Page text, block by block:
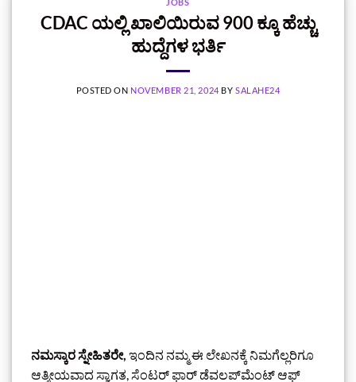
CDAC ಯಲ್ಲಿ ಖಾಲಿಯಿರುವ 900 ಕ್ಕೂ ಹೆಚ್ಚು
ಹುದ್ದೆಗಳ ಭರ್ತಿ
POSTED ON NOVEMBER 21, 2024 BY SALAHE24
ನಮಸ್ಕಾರ ಸ್ನೇಹಿತರೇ, ಇಂದಿನ ನಮ್ಮ ಈ ಲೇಖನಕ್ಕೆ ನಿಮಗೆಲ್ಲರಿಗೂ
ಆತ್ಮೀಯವಾದ ಸ್ವಾಗತ, ಸೆಂಟರ್ ಫಾರ್ ಡೆವಲಪ್‌ಮೆಂಟ್ ಆಫ್